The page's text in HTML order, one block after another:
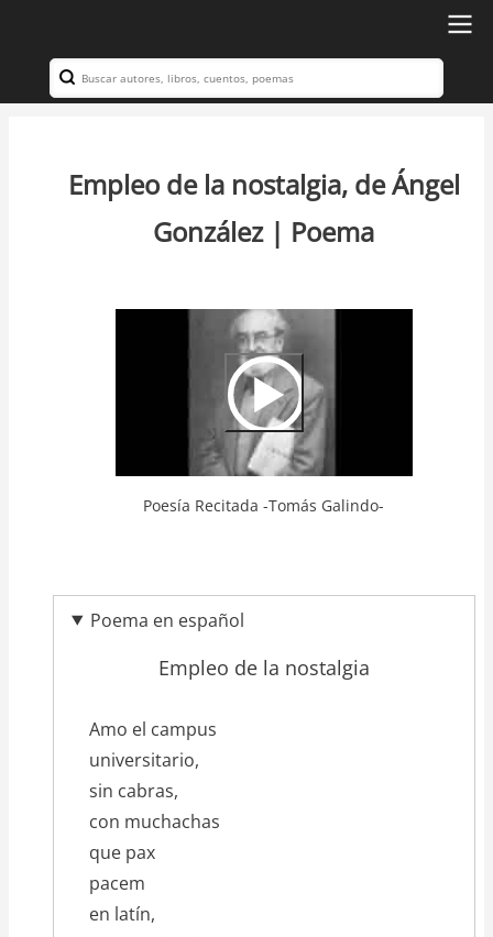
contenido
principal
Navegación
Search
Empleo de la nostalgia, de Ángel
González | Poema
Video
Url
Poesía Recitada -Tomás Galindo-
Poema en español
Empleo de la nostalgia
texto_poema
Amo el campus
universitario,
sin cabras,
con muchachas
que pax
pacem
en latín,